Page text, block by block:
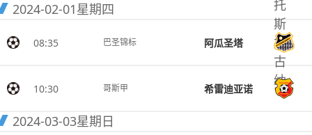
2024-02-01星期四
08:35 巴圣锦标 阿瓜圣塔
10:30 哥斯甲 希雷迪亚诺
2024-03-03星期日